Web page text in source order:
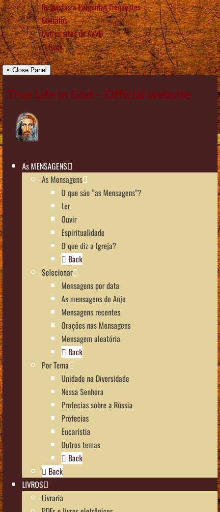
Respostas a Perguntas Frequentes
Contatos
Outros sítes de AVVD
Back
× Close Panel
True Life in God – Official website
As MENSAGENS
As Mensagens
O que são “as Mensagens”?
Ler
Ouvir
Espiritualidade
O que diz a Igreja?
Back
Selecionar
Mensagens por data
As mensagens do Anjo
Mensagens recentes
Orações nas Mensagens
Mensagem aleatória
Back
Por Tema
Unidade na Diversidade
Nossa Senhora
Profecias sobre a Rússia
Profecias
Eucaristia
Outros temas
Back
Back
LIVROS
Livraria